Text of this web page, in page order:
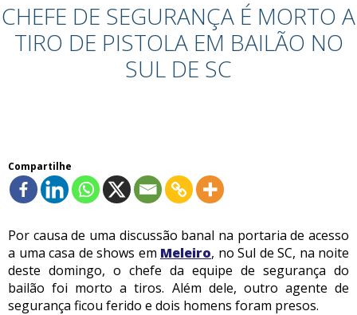
CHEFE DE SEGURANÇA É MORTO A
TIRO DE PISTOLA EM BAILÃO NO
SUL DE SC
Compartilhe
Por causa de uma discussão banal na portaria de acesso
a uma casa de shows em Meleiro, no Sul de SC, na noite
deste domingo, o chefe da equipe de segurança do
bailão foi morto a tiros. Além dele, outro agente de
segurança ficou ferido e dois homens foram presos.